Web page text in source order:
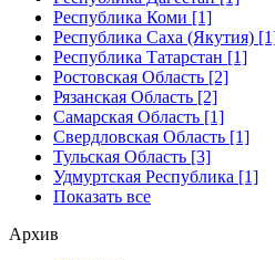
Республика Коми [1]
Республика Саха (Якутия)
Республика Татарстан [1]
Ростовская Область [2]
Рязанская Область [2]
Самарская Область [1]
Свердловская Область [1]
Тульская Область [3]
Удмуртская Республика [1]
Показать все
Архив